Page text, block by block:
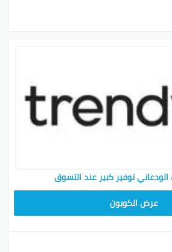
توفير كبير عند التسوق
عرض الكوبون